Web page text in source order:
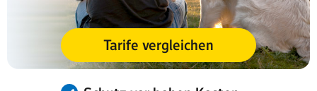
Tarife vergleichen